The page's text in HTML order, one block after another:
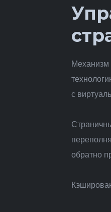
Механизм
с
обратно